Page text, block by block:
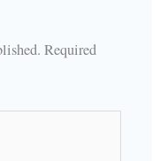
Required